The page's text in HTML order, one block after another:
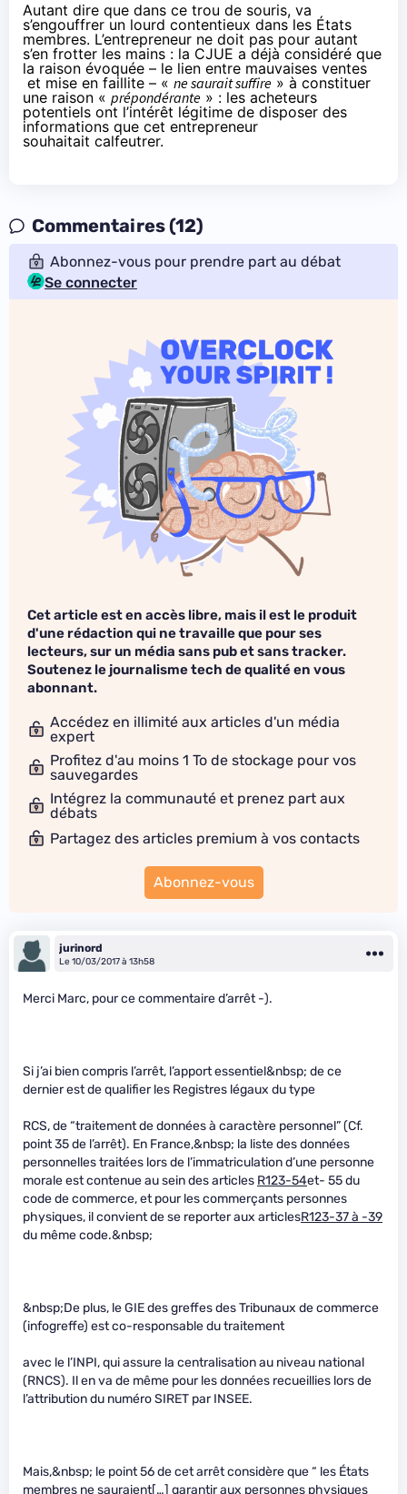
Autant dire que dans ce trou de souris, va
s’engouffrer un lourd contentieux dans les États
membres. L’entrepreneur ne doit pas pour autant
s’en frotter les mains : la CJUE a déjà considéré que
la raison évoquée – le lien entre mauvaises ventes
et mise en faillite – « ne saurait suffire » à constituer
une raison « prépondérante » : les acheteurs
potentiels ont l’intérêt légitime de disposer des
informations que cet entrepreneur
souhaitait calfeutrer.
Commentaires (12)
Abonnez-vous pour prendre part au débat
Se connecter
Cet article est en accès libre, mais il est le produit
d'une rédaction qui ne travaille que pour ses
lecteurs, sur un média sans pub et sans tracker.
Soutenez le journalisme tech de qualité en vous
abonnant.
Accédez en illimité aux articles d'un média
expert
Profitez d'au moins 1 To de stockage pour vos
sauvegardes
Intégrez la communauté et prenez part aux
débats
Partagez des articles premium à vos contacts
Abonnez-vous
jurinord
Le 10/03/2017 à 13h58
Merci Marc, pour ce commentaire d’arrêt -).
Si j’ai bien compris l’arrêt, l’apport essentiel&nbsp; de ce
dernier est de qualifier les Registres légaux du type
RCS, de “traitement de données à caractère personnel” (Cf.
point 35 de l’arrêt). En France,&nbsp; la liste des données
personnelles traitées lors de l’immatriculation d’une personne
morale est contenue au sein des articles R123-54et- 55 du
code de commerce, et pour les commerçants personnes
physiques, il convient de se reporter aux articlesR123-37 à -39
du même code.&nbsp;
&nbsp;De plus, le GIE des greffes des Tribunaux de commerce
(infogreffe) est co-responsable du traitement
avec le l’INPI, qui assure la centralisation au niveau national
(RNCS). Il en va de même pour les données recueillies lors de
l’attribution du numéro SIRET par INSEE.
Mais,&nbsp; le point 56 de cet arrêt considère que “ les États
membres ne sauraient[…] garantir aux personnes physiques